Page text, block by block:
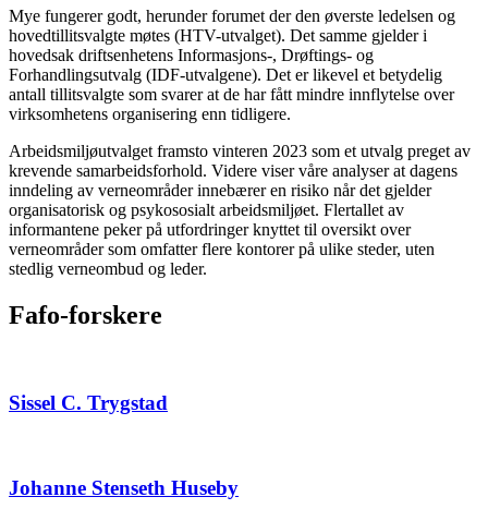
Mye fungerer godt, herunder forumet der den øverste ledelsen og
hovedtillitsvalgte møtes (HTV-utvalget). Det samme gjelder i
hovedsak driftsenhetens Informasjons-, Drøftings- og
Forhandlingsutvalg (IDF-utvalgene). Det er likevel et betydelig
antall tillitsvalgte som svarer at de har fått mindre innflytelse over
virksomhetens organisering enn tidligere.
Arbeidsmiljøutvalget framsto vinteren 2023 som et utvalg preget av
krevende samarbeidsforhold. Videre viser våre analyser at dagens
inndeling av verneområder innebærer en risiko når det gjelder
organisatorisk og psykososialt arbeidsmiljøet. Flertallet av
informantene peker på utfordringer knyttet til oversikt over
verneområder som omfatter flere kontorer på ulike steder, uten
stedlig verneombud og leder.
Fafo-forskere
Sissel C. Trygstad
Johanne Stenseth Huseby